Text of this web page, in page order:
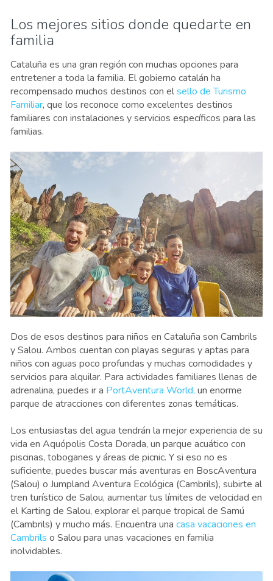
Los mejores sitios donde quedarte en
familia
Cataluña es una gran región con muchas opciones para
entretener a toda la familia. El gobierno catalán ha
recompensado muchos destinos con elsello de Turismo
Familiar, que los reconoce como excelentes destinos
familiares con instalaciones y servicios específicos para las
familias.
Dos de esos destinos para niños en Cataluña son Cambrils
y Salou. Ambos cuentan con playas seguras y aptas para
niños con aguas poco profundas y muchas comodidades y
servicios para alquilar. Para actividades familiares llenas de
adrenalina, puedes ir a PortAventura World, un enorme
parque de atracciones con diferentes zonas temáticas.
Los entusiastas del agua tendrán la mejor experiencia de su
vida en Aquópolis Costa Dorada, un parque acuático con
piscinas, toboganes y áreas de picnic. Y si eso no es
suficiente, puedes buscar más aventuras en BoscAventura
(Salou) o Jumpland Aventura Ecológica (Cambrils), subirte al
tren turístico de Salou, aumentar tus límites de velocidad en
el Karting de Salou, explorar el parque tropical de Samú
(Cambrils) y mucho más. Encuentra una casa vacaciones en
Cambrils o Salou para unas vacaciones en familia
inolvidables.